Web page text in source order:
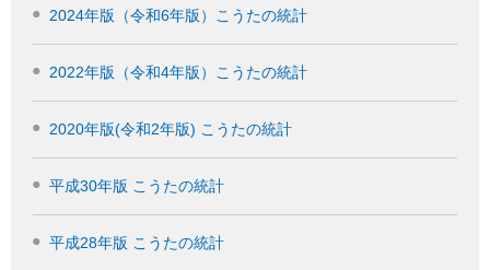
2024年版（令和6年版）こうたの統計
2022年版（令和4年版）こうたの統計
2020年版(令和2年版) こうたの統計
平成30年版 こうたの統計
平成28年版 こうたの統計